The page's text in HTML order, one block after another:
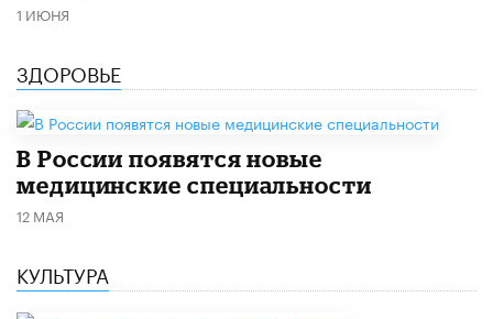
1 ИЮНЯ
ЗДОРОВЬЕ
В России появятся новые
медицинские специальности
12 МАЯ
КУЛЬТУРА